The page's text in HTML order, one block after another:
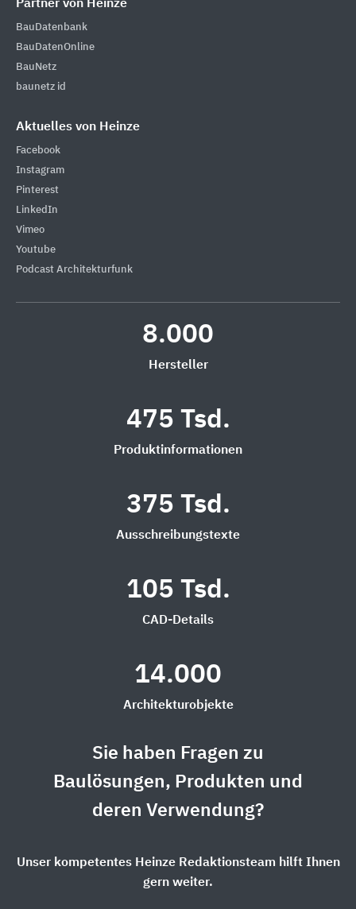
Partner von Heinze
BauDatenbank
BauDatenOnline
BauNetz
baunetz id
Aktuelles von Heinze
Facebook
Instagram
Pinterest
LinkedIn
Vimeo
Youtube
Podcast Architekturfunk
8.000
Hersteller
475 Tsd.
Produktinformationen
375 Tsd.
Ausschreibungstexte
105 Tsd.
CAD-Details
14.000
Architekturobjekte
Sie haben Fragen zu
Baulösungen, Produkten und
deren Verwendung?
Unser kompetentes Heinze Redaktionsteam hilft Ihnen
gern weiter.